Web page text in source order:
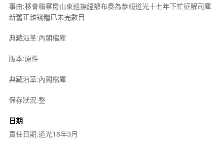
事由:移會稽察房山東巡撫經額布奏為恭報道光十七年下忙征解司庫
新舊正雜錢糧已未完數目
典藏沿革:內閣檔庫
版本:原件
典藏沿革:內閣檔庫
保存狀況:整
日期
責任日期:道光18年3月